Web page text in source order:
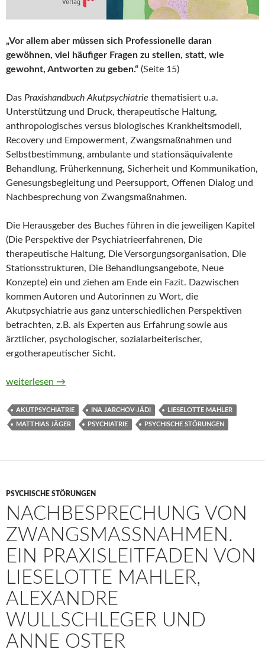
„Vor allem aber müssen sich Professionelle daran
gewöhnen, viel häufiger Fragen zu stellen, statt, wie
gewohnt, Antworten zu geben.“ (Seite 15)
Das Praxishandbuch Akutpsychiatrie thematisiert u.a.
Unterstützung und Druck, therapeutische Haltung,
anthropologisches versus biologisches Krankheitsmodell,
Recovery und Empowerment, Zwangsmaßnahmen und
Selbstbestimmung, ambulante und stationsäquivalente
Behandlung, Früherkennung, Sicherheit und Kommunikation,
Genesungsbegleitung und Peersupport, Offenen Dialog und
Nachbesprechung von Zwangsmaßnahmen.
Die Herausgeber des Buches führen in die jeweiligen Kapitel
(Die Perspektive der Psychiatrieerfahrenen, Die
therapeutische Haltung, Die Versorgungsorganisation, Die
Stationsstrukturen, Die Behandlungsangebote, Neue
Konzepte) ein und ziehen am Ende ein Fazit. Dazwischen
kommen Autoren und Autorinnen zu Wort, die
Akutpsychiatrie aus ganz unterschiedlichen Perspektiven
betrachten, z.B. als Experten aus Erfahrung sowie aus
ärztlicher, psychologischer, sozialarbeiterischer,
ergotherapeutischer Sicht.
Praxishandbuch Akutpsychiatrie von Lieselotte Mahler, Ina
weiterlesen →
AKUTPSYCHIATRIE INA JARCHOV-JÁDI LIESELOTTE MAHLER
MATTHIAS JÄGER PSYCHIATRIE PSYCHISCHE STÖRUNGEN
PSYCHISCHE STÖRUNGEN
NACHBESPRECHUNG VON
ZWANGSMASSNAHMEN. E
IN PRAXISLEITFADEN VON L
IESELOTTE MAHLER, A
LEXANDRE W
ULLSCHLEGER UND A
NNE OSTER